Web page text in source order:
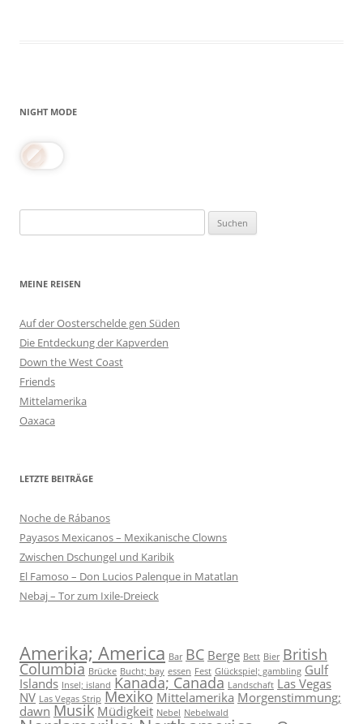
NIGHT MODE
nach:
MEINE REISEN
Auf der Oosterschelde gen Süden
Die Entdeckung der Kapverden
Down the West Coast
Friends
Mittelamerika
Oaxaca
LETZTE BEITRÄGE
Noche de Rábanos
Payasos Mexicanos – Mexikanische Clowns
Zwischen Dschungel und Karibik
El Famoso – Don Lucios Palenque in Matatlan
Nebaj – Tor zum Ixile-Dreieck
Amerika; America Bar BC Berge Bett Bier British
Columbia Brücke Bucht; bay essen Fest Glückspiel; gambling Gulf
Islands Insel; island Kanada; Canada Landschaft Las Vegas
NV Las Vegas Strip Mexiko Mittelamerika Morgenstimmung;
dawn Musik Müdigkeit Nebel Nebelwald